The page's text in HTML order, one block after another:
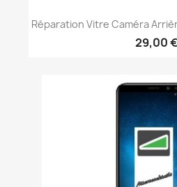
Réparation Vitre Caméra
29,00 €